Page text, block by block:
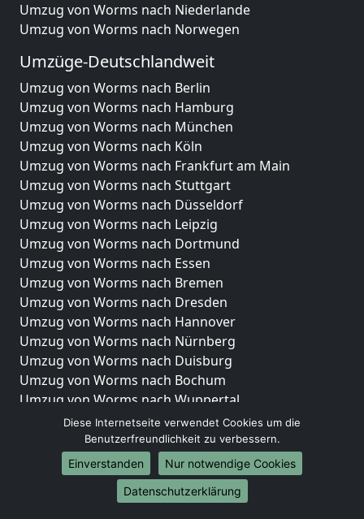
Umzug von Worms nach Niederlande
Umzug von Worms nach Norwegen
Umzüge-Deutschlandweit
Umzug von Worms nach Berlin
Umzug von Worms nach Hamburg
Umzug von Worms nach München
Umzug von Worms nach Köln
Umzug von Worms nach Frankfurt am Main
Umzug von Worms nach Stuttgart
Umzug von Worms nach Düsseldorf
Umzug von Worms nach Leipzig
Umzug von Worms nach Dortmund
Umzug von Worms nach Essen
Umzug von Worms nach Bremen
Umzug von Worms nach Dresden
Umzug von Worms nach Hannover
Umzug von Worms nach Nürnberg
Umzug von Worms nach Duisburg
Umzug von Worms nach Bochum
Umzug von Worms nach Wuppertal
Umzug von Worms nach Bielefeld
Umzug von Worms nach Bonn
Umzug von Worms nach Münster
Internationale-Umzüge
Diese Internetseite verwendet Cookies um die
Benutzerfreundlichkeit zu verbessern.
Einverstanden
Nur notwendige Cookies
Datenschutzerklärung